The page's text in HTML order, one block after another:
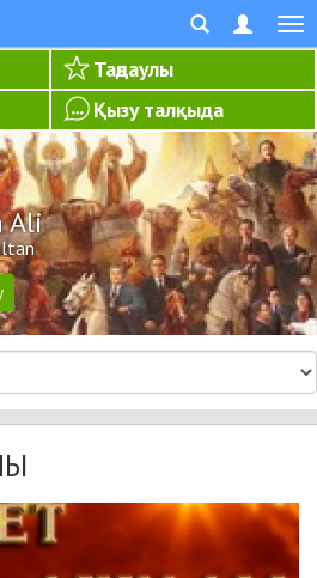
Таңдаулы
Қызу талқыда
Ali